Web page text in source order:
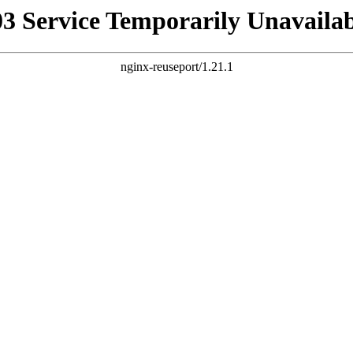
Service Temporarily
nginx-reuseport/1.21.1